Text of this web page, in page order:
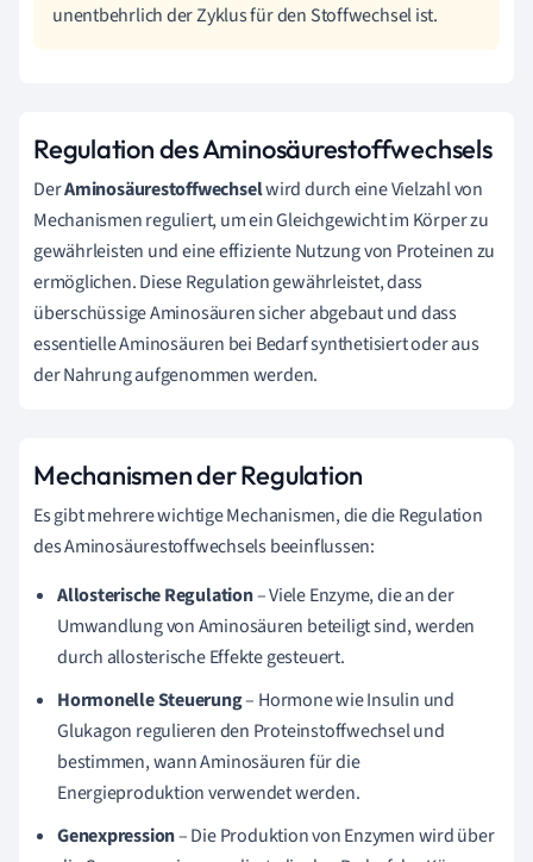
unentbehrlich der Zyklus für den Stoffwechsel ist.
Regulation des Aminosäurestoffwechsels
DerAminosäurestoffwechselwird durch eine Vielzahl von
Mechanismen reguliert, um ein Gleichgewicht im Körper zu
gewährleisten und eine effiziente Nutzung von Proteinen zu
ermöglichen. Diese Regulation gewährleistet, dass
überschüssige Aminosäuren sicher abgebaut und dass
essentielle Aminosäuren bei Bedarf synthetisiert oder aus
der Nahrung aufgenommen werden.
Mechanismen der Regulation
Es gibt mehrere wichtige Mechanismen, die die Regulation
des Aminosäurestoffwechsels beeinflussen:
Allosterische Regulation– Viele Enzyme, die an der
Umwandlung von Aminosäuren beteiligt sind, werden
durch allosterische Effekte gesteuert.
Hormonelle Steuerung– Hormone wie Insulin und
Glukagon regulieren den Proteinstoffwechsel und
bestimmen, wann Aminosäuren für die
Energieproduktion verwendet werden.
Genexpression– Die Produktion von Enzymen wird über